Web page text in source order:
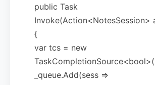
public Task
Invoke(Action<NotesSession>
{
var tcs = new
_queue.Add(sess =>